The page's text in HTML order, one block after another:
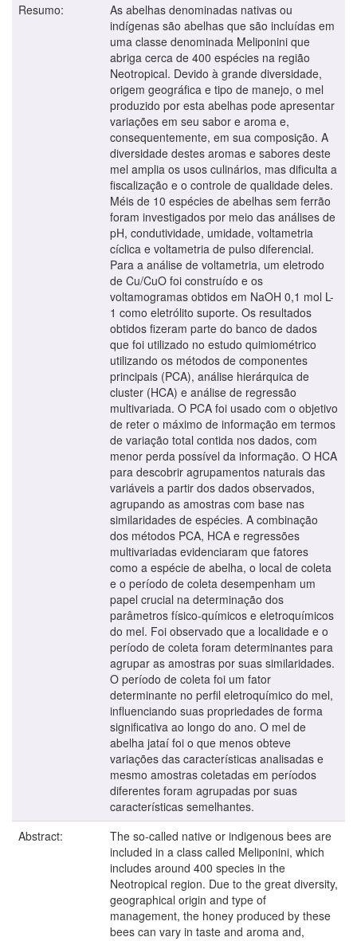
Resumo:
As abelhas denominadas nativas ou
indígenas são abelhas que são incluídas em
uma classe denominada Meliponini que
abriga cerca de 400 espécies na região
Neotropical. Devido à grande diversidade,
origem geográfica e tipo de manejo, o mel
produzido por esta abelhas pode apresentar
variações em seu sabor e aroma e,
consequentemente, em sua composição. A
diversidade destes aromas e sabores deste
mel amplia os usos culinários, mas dificulta a
fiscalização e o controle de qualidade deles.
Méis de 10 espécies de abelhas sem ferrão
foram investigados por meio das análises de
pH, condutividade, umidade, voltametria
cíclica e voltametria de pulso diferencial.
Para a análise de voltametria, um eletrodo
de Cu/CuO foi construído e os
voltamogramas obtidos em NaOH 0,1 mol L-
1 como eletrólito suporte. Os resultados
obtidos fizeram parte do banco de dados
que foi utilizado no estudo quimiométrico
utilizando os métodos de componentes
principais (PCA), análise hierárquica de
cluster (HCA) e análise de regressão
multivariada. O PCA foi usado com o objetivo
de reter o máximo de informação em termos
de variação total contida nos dados, com
menor perda possível da informação. O HCA
para descobrir agrupamentos naturais das
variáveis a partir dos dados observados,
agrupando as amostras com base nas
similaridades de espécies. A combinação
dos métodos PCA, HCA e regressões
multivariadas evidenciaram que fatores
como a espécie de abelha, o local de coleta
e o período de coleta desempenham um
papel crucial na determinação dos
parâmetros físico-químicos e eletroquímicos
do mel. Foi observado que a localidade e o
período de coleta foram determinantes para
agrupar as amostras por suas similaridades.
O período de coleta foi um fator
determinante no perfil eletroquímico do mel,
influenciando suas propriedades de forma
significativa ao longo do ano. O mel de
abelha jataí foi o que menos obteve
variações das características analisadas e
mesmo amostras coletadas em períodos
diferentes foram agrupadas por suas
características semelhantes.
Abstract:
The so-called native or indigenous bees are
included in a class called Meliponini, which
includes around 400 species in the
Neotropical region. Due to the great diversity,
geographical origin and type of
management, the honey produced by these
bees can vary in taste and aroma and,